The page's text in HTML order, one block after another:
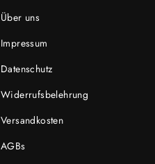
Über uns
Impressum
Datenschutz
Widerrufsbelehrung
Versandkosten
AGBs